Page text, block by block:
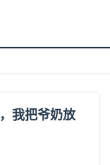
我把爷奶放